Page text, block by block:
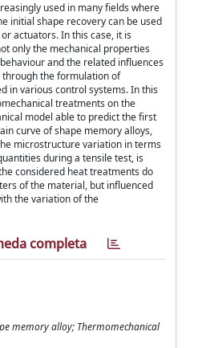
used in many fields where
initial shape recovery can be used
actuators. In this case, it is
only the mechanical properties
and the related influences
the formulation of
in various control systems. In this
treatments on the
model able to predict the first
curve of shape memory alloys,
microstructure variation in terms
during a tensile test, is
considered heat treatments do
of the material, but influenced
the variation of the
completa
memory alloy; Thermomechanical